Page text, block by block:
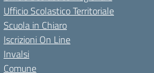
Ufficio Scolastico Territoriale
Scuola in Chiaro
Iscrizioni On Line
Invalsi
Comune